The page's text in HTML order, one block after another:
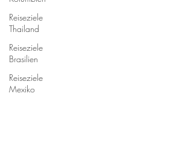
Reiseziele
Thailand
Reiseziele
Brasilien
Reiseziele
Mexiko